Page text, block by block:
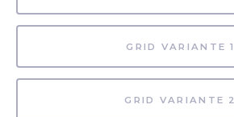
GRID VARIANTE 1
GRID VARIANTE 2